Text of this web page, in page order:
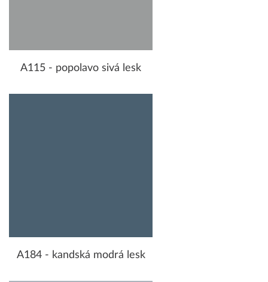
A115 - popolavo sivá lesk
A184 - kandská modrá lesk